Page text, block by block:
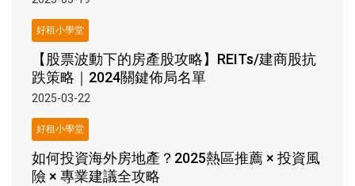
好租小學堂
【股票波動下的房產股攻略】REITs/建商股抗
跌策略｜2024關鍵佈局名單
2025-03-22
好租小學堂
如何投資海外房地產？2025熱區推薦 × 投資風
險 × 專業建議全攻略